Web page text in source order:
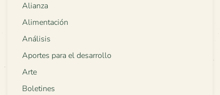
Alianza
Alimentación
Análisis
Aportes para el desarrollo
Arte
Boletines